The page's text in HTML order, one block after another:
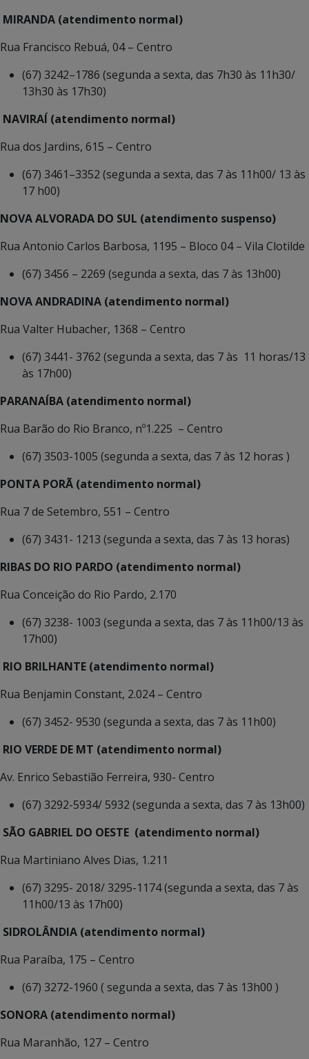
MIRANDA (atendimento normal)
Rua Francisco Rebuá, 04 – Centro
(67) 3242–1786 (segunda a sexta, das 7h30 às 11h30/
13h30 às 17h30)
NAVIRAÍ (atendimento normal)
Rua dos Jardins, 615 – Centro
(67) 3461–3352 (segunda a sexta, das 7 às 11h00/ 13 às
17 h00)
NOVA ALVORADA DO SUL (atendimento suspenso)
Rua Antonio Carlos Barbosa, 1195 – Bloco 04 – Vila Clotilde
(67) 3456 – 2269 (segunda a sexta, das 7 às 13h00)
NOVA ANDRADINA (atendimento normal)
Rua Valter Hubacher, 1368 – Centro
(67) 3441- 3762 (segunda a sexta, das 7 às 11 horas/13
às 17h00)
PARANAÍBA (atendimento normal)
Rua Barão do Rio Branco, nº1.225 – Centro
(67) 3503-1005 (segunda a sexta, das 7 às 12 horas )
PONTA PORÃ (atendimento normal)
Rua 7 de Setembro, 551 – Centro
(67) 3431- 1213 (segunda a sexta, das 7 às 13 horas)
RIBAS DO RIO PARDO (atendimento normal)
Rua Conceição do Rio Pardo, 2.170
(67) 3238- 1003 (segunda a sexta, das 7 às 11h00/13 às
17h00)
RIO BRILHANTE (atendimento normal)
Rua Benjamin Constant, 2.024 – Centro
(67) 3452- 9530 (segunda a sexta, das 7 às 11h00)
RIO VERDE DE MT (atendimento normal)
Av. Enrico Sebastião Ferreira, 930- Centro
(67) 3292-5934/ 5932 (segunda a sexta, das 7 às 13h00)
SÃO GABRIEL DO OESTE (atendimento normal)
Rua Martiniano Alves Dias, 1.211
(67) 3295- 2018/ 3295-1174 (segunda a sexta, das 7 às
11h00/13 às 17h00)
SIDROLÂNDIA (atendimento normal)
Rua Paraíba, 175 – Centro
(67) 3272-1960 ( segunda a sexta, das 7 às 13h00 )
SONORA (atendimento normal)
Rua Maranhão, 127 – Centro